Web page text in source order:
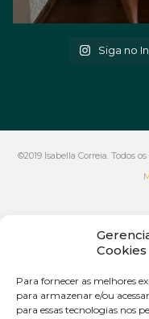
Cookies
Para fornecer as melhores
para armazenar e/ou
para essas tecnologias nos
Siga no
©2019 Isabella Correia. Todos